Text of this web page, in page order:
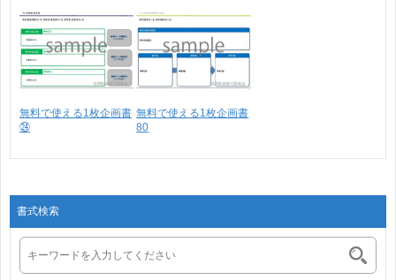
無料で使える1枚企画書
㉔
無料で使える1枚企画書
80
書式検索